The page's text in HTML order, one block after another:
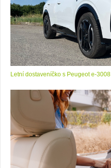
Letní dostaveníčko s Peugeot e-3008